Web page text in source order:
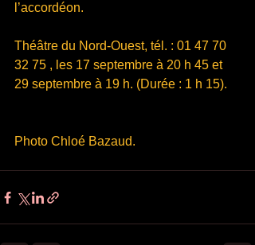
l’accordéon.
Théâtre du Nord-Ouest, tél. : 01 47 70
32 75 , les 17 septembre à 20 h 45 et
29 septembre à 19 h. (Durée : 1 h 15).
Photo Chloé Bazaud.